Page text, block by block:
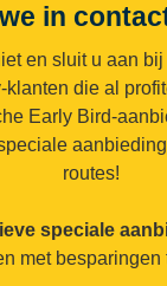
in
en sluit u aan
klanten die al
Early Bird-
routes!
speciale
met besparingen